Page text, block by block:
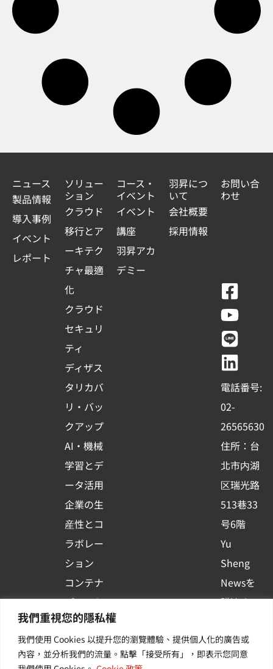
我們重視您的隱私權
我們使用 Cookies 以提升您的瀏覽體驗、提供個人化的廣告或
內容，並分析我們的流量。點擊「接受所有」，即表示您同意
ニュース
製品情報
導入事例
イベント
レポート
ソリュー
ション
クラウド
移行とア
ーキテク
チャ最適
化
クラウド
セキュリ
ティ
ディザス
タリカバ
リ・バッ
クアップ
AI・機械
学習とデ
ータ活用
企業の生
産性とコ
ラボレー
ション
コンテナ
プラット
フォーム
活用
その他・
コース・
イベント
イベント
講座
羽昇アカ
デミー
羽昇につ
いて
会社概要
採用情報
お問い合
わせ
F
a
c
e
b
o
o
k
-
s
q
u
a
r
e
Y
o
u
t
u
b
e
L
i
n
e
L
i
n
k
e
d
i
n
電話番号:
02-
26565630
住所：台
北市内湖
区瑞光路
513巷33
号6階
Yu
Sheng
Newsを
購読する
イベント
や業界情